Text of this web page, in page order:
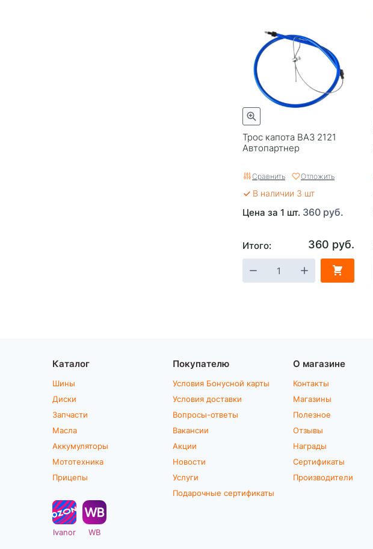
Трос капота ВАЗ 2121
Автопартнер
Сравнить Отложить
В наличии 3 шт
Цена за 1 шт. 360 руб.
Итого: 360 руб.
Каталог
Шины
Диски
Запчасти
Масла
Аккумуляторы
Мототехника
Прицепы
Ivanor WB
Покупателю
Условия Бонусной карты
Условия доставки
Вопросы-ответы
Вакансии
Акции
Новости
Услуги
Подарочные сертификаты
О магазине
Контакты
Магазины
Полезное
Отзывы
Награды
Сертификаты
Производители